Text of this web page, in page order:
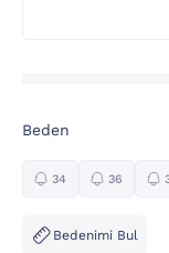
Beden
34 36
Bedenimi Bul